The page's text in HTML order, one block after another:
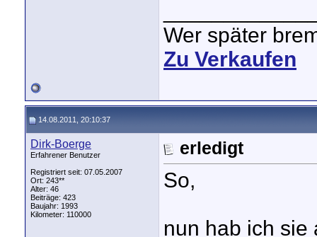
Wer später
Zu Verkaufen
14.08.2011, 20:10:37
Dirk-Boerge
Erfahrener Benutzer
Registriert seit: 07.05.2007
Ort: 243**
Alter: 46
Beiträge: 423
Baujahr: 1993
Kilometer: 110000
erledigt
So,
nun hab ich sie